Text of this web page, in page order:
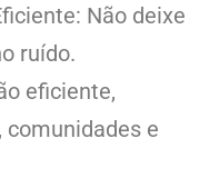
Não deixe
ruído.
eficiente,
comunidades e